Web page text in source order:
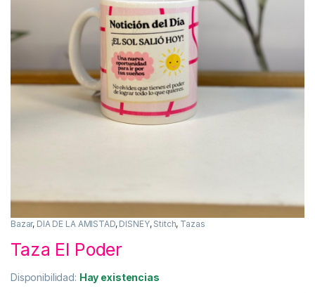
Bazar, DIA DE LA AMISTAD, DISNEY, Stitch, Tazas
Taza El Poder
Disponibilidad: Hay existencias